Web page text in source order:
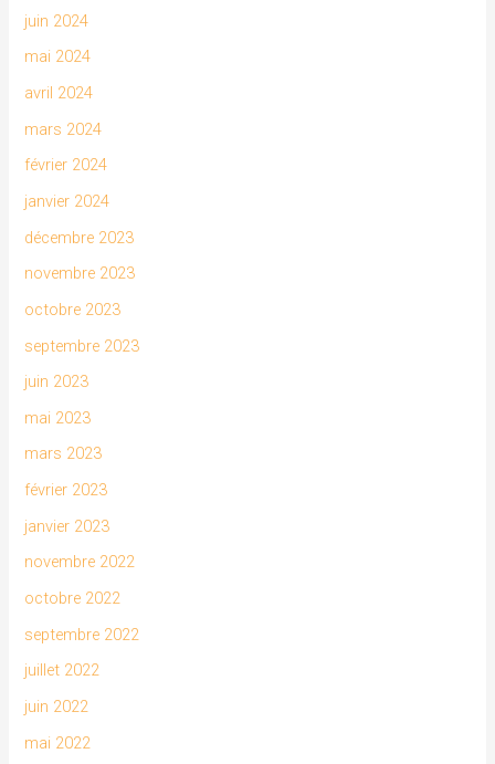
juin 2024
mai 2024
avril 2024
mars 2024
février 2024
janvier 2024
décembre 2023
novembre 2023
octobre 2023
septembre 2023
juin 2023
mai 2023
mars 2023
février 2023
janvier 2023
novembre 2022
octobre 2022
septembre 2022
juillet 2022
juin 2022
mai 2022